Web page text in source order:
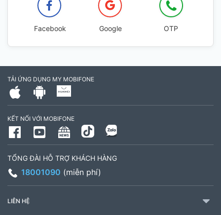
Facebook Google OTP
TẢI ỨNG DỤNG MY MOBIFONE
KẾT NỐI VỚI MOBIFONE
TỔNG ĐÀI HỖ TRỢ KHÁCH HÀNG
18001090 (miễn phí)
LIÊN HỆ